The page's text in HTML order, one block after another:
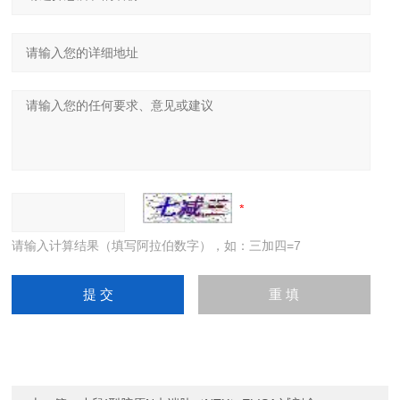
请输入计算结果（填写阿拉伯数字），如：三加四=7